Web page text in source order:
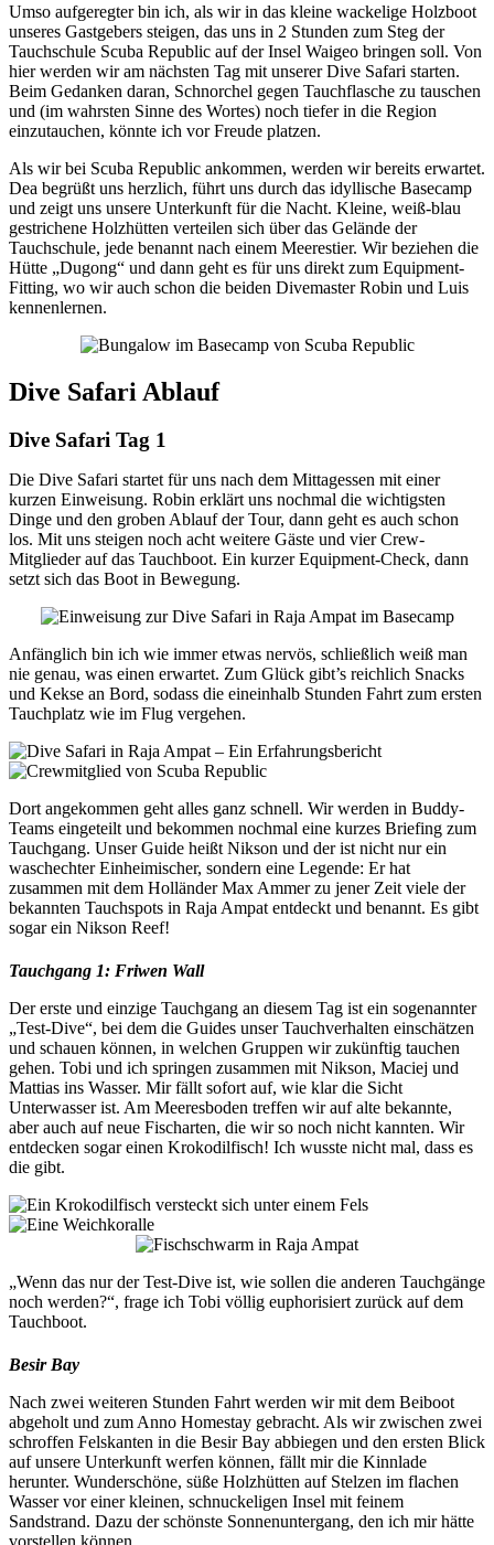
Umso aufgeregter bin ich, als wir in das kleine wackelige Holzboot
unseres Gastgebers steigen, das uns in 2 Stunden zum Steg der
Tauchschule Scuba Republic auf der Insel Waigeo bringen soll. Von
hier werden wir am nächsten Tag mit unserer Dive Safari starten.
Beim Gedanken daran, Schnorchel gegen Tauchflasche zu tauschen
und (im wahrsten Sinne des Wortes) noch tiefer in die Region
einzutauchen, könnte ich vor Freude platzen.
Als wir bei Scuba Republic ankommen, werden wir bereits erwartet.
Dea begrüßt uns herzlich, führt uns durch das idyllische Basecamp
und zeigt uns unsere Unterkunft für die Nacht. Kleine, weiß-blau
gestrichene Holzhütten verteilen sich über das Gelände der
Tauchschule, jede benannt nach einem Meerestier. Wir beziehen die
Hütte „Dugong“ und dann geht es für uns direkt zum Equipment-
Fitting, wo wir auch schon die beiden Divemaster Robin und Luis
kennenlernen.
Dive Safari Ablauf
Dive Safari Tag 1
Die Dive Safari startet für uns nach dem Mittagessen mit einer
kurzen Einweisung. Robin erklärt uns nochmal die wichtigsten
Dinge und den groben Ablauf der Tour, dann geht es auch schon
los. Mit uns steigen noch acht weitere Gäste und vier Crew-
Mitglieder auf das Tauchboot. Ein kurzer Equipment-Check, dann
setzt sich das Boot in Bewegung.
Anfänglich bin ich wie immer etwas nervös, schließlich weiß man
nie genau, was einen erwartet. Zum Glück gibt’s reichlich Snacks
und Kekse an Bord, sodass die eineinhalb Stunden Fahrt zum ersten
Tauchplatz wie im Flug vergehen.
Dort angekommen geht alles ganz schnell. Wir werden in Buddy-
Teams eingeteilt und bekommen nochmal eine kurzes Briefing zum
Tauchgang. Unser Guide heißt Nikson und der ist nicht nur ein
waschechter Einheimischer, sondern eine Legende: Er hat
zusammen mit dem Holländer Max Ammer zu jener Zeit viele der
bekannten Tauchspots in Raja Ampat entdeckt und benannt. Es gibt
sogar ein Nikson Reef!
Tauchgang 1: Friwen Wall
Der erste und einzige Tauchgang an diesem Tag ist ein sogenannter
„Test-Dive“, bei dem die Guides unser Tauchverhalten einschätzen
und schauen können, in welchen Gruppen wir zukünftig tauchen
gehen. Tobi und ich springen zusammen mit Nikson, Maciej und
Mattias ins Wasser. Mir fällt sofort auf, wie klar die Sicht
Unterwasser ist. Am Meeresboden treffen wir auf alte bekannte,
aber auch auf neue Fischarten, die wir so noch nicht kannten. Wir
entdecken sogar einen Krokodilfisch! Ich wusste nicht mal, dass es
die gibt.
„Wenn das nur der Test-Dive ist, wie sollen die anderen Tauchgänge
noch werden?“, frage ich Tobi völlig euphorisiert zurück auf dem
Tauchboot.
Besir Bay
Nach zwei weiteren Stunden Fahrt werden wir mit dem Beiboot
abgeholt und zum Anno Homestay gebracht. Als wir zwischen zwei
schroffen Felskanten in die Besir Bay abbiegen und den ersten Blick
auf unsere Unterkunft werfen können, fällt mir die Kinnlade
herunter. Wunderschöne, süße Holzhütten auf Stelzen im flachen
Wasser vor einer kleinen, schnuckeligen Insel mit feinem
Sandstrand. Dazu der schönste Sonnenuntergang, den ich mir hätte
vorstellen können.